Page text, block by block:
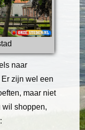
naar
zijn wel een
maar niet
wil shoppen,